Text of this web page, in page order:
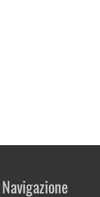
Navigazione